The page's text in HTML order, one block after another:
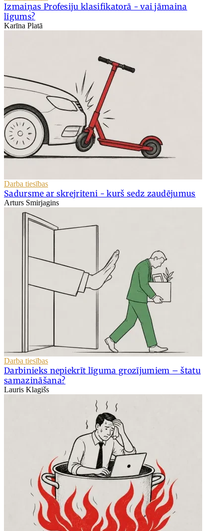
Izmaiņas Profesiju klasifikatorā - vai jāmaina
līgums?
Karīna Platā
Darba tiesības
Sadursme ar skrejriteni - kurš sedz zaudējumus
Arturs Smirjagins
Darba tiesības
Darbinieks nepiekrīt līguma grozījumiem – štatu
samazināšana?
Lauris Klagišs